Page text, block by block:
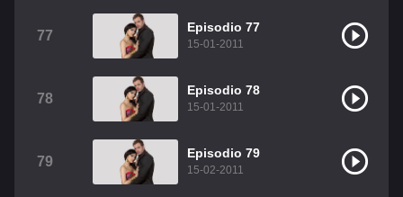
77
Episodio 77
15-01-2011
78
Episodio 78
15-01-2011
79
Episodio 79
15-02-2011